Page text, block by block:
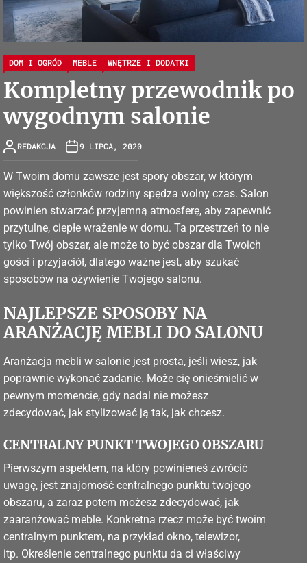
DOM I OGRÓD MEBLE WNĘTRZE I DODATKI
Kompletny przewodnik po
wygodnym salonie
REDAKCJA 9 LIPCA, 2020
W Twoim domu zawsze jest spory obszar, w którym
większość członków rodziny spędza wolny czas. Salon
powinien stwarzać przyjemną atmosferę, aby zapewnić
przytulne, ciepłe wrażenie w domu. Ta przestrzeń to nie
tylko Twój obszar, ale może to być obszar dla Twoich
gości i przyjaciół, dlatego ważne jest, aby szukać
sposobów na ożywienie Twojego salonu.
NAJLEPSZE SPOSOBY NA
ARANŻACJĘ MEBLI DO SALONU
Aranżacja mebli w salonie jest prosta, jeśli wiesz, jak
poprawnie wykonać zadanie. Może cię onieśmielić w
pewnym momencie, gdy nadal nie możesz
zdecydować, jak stylizować ją tak, jak chcesz.
CENTRALNY PUNKT TWOJEGO OBSZARU
Pierwszym aspektem, na który powinieneś zwrócić
uwagę, jest znajomość centralnego punktu twojego
obszaru, a zaraz potem możesz zdecydować, jak
zaaranżować meble. Konkretna rzecz może być twoim
centralnym punktem, na przykład okno, telewizor,
itp. Określenie centralnego punktu da ci właściwy